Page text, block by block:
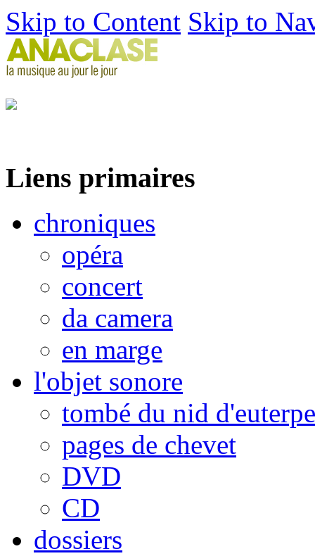
Skip to Content Skip to
Liens primaires
chroniques
opéra
concert
da camera
en marge
l'objet sonore
tombé du nid d'euterpe
pages de chevet
DVD
CD
dossiers